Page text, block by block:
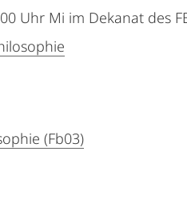
Uhr Mi im Dekanat des
(Fb03)